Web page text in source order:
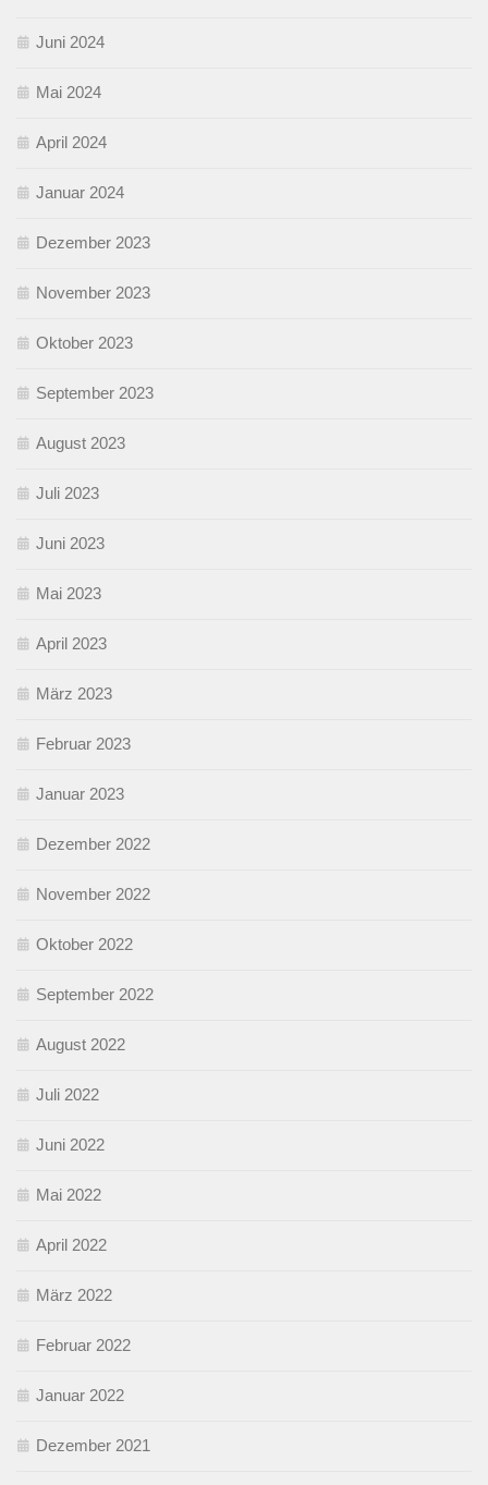
Juni 2024
Mai 2024
April 2024
Januar 2024
Dezember 2023
November 2023
Oktober 2023
September 2023
August 2023
Juli 2023
Juni 2023
Mai 2023
April 2023
März 2023
Februar 2023
Januar 2023
Dezember 2022
November 2022
Oktober 2022
September 2022
August 2022
Juli 2022
Juni 2022
Mai 2022
April 2022
März 2022
Februar 2022
Januar 2022
Dezember 2021